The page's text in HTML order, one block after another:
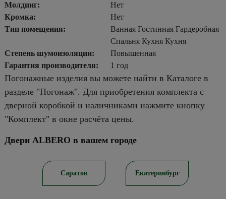
Молдинг:
Нет
Кромка:
Нет
Тип помещения:
Ванная Гостинная Гардеробная
Спальня Кухня Кухня
Степень шумоизоляции:
Повышенная
Гарантия производителя:
1 год
Погонажные изделия вы можете найти в Каталоге в
разделе "Погонаж". Для приобретения комплекта с
дверной коробкой и наличниками нажмите кнопку
"Комплект" в окне расчёта цены.
Двери ALBERO в вашем городе
Саратов Екатеринбург